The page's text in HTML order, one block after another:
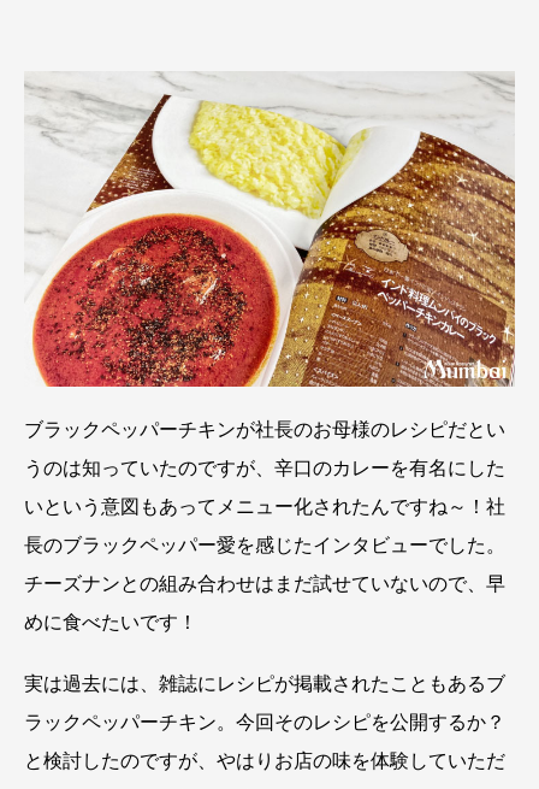
ブラックペッパーチキンが社長のお母様のレシピだとい
うのは知っていたのですが、辛口のカレーを有名にした
いという意図もあってメニュー化されたんですね～！社
長のブラックペッパー愛を感じたインタビューでした。
チーズナンとの組み合わせはまだ試せていないので、早
めに食べたいです！
実は過去には、雑誌にレシピが掲載されたこともあるブ
ラックペッパーチキン。今回そのレシピを公開するか？
と検討したのですが、やはりお店の味を体験していただ